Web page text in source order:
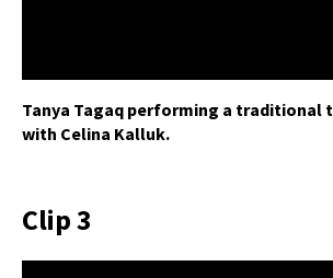
Tanya Tagaq performing a traditional
with Celina Kalluk.
Clip 3